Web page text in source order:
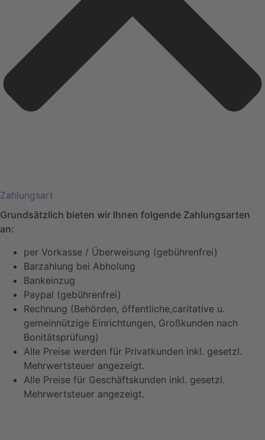
Zahlungsart
Grundsätzlich bieten wir Ihnen folgende Zahlungsarten
an:
per Vorkasse / Überweisung (gebührenfrei)
Barzahlung bei Abholung
Bankeinzug
Paypal (gebührenfrei)
Rechnung (Behörden, öffentliche,caritative u.
gemeinnützige Einrichtungen, Großkunden nach
Bonitätsprüfung)
Alle Preise werden für Privatkunden inkl. gesetzl.
Mehrwertsteuer angezeigt.
Alle Preise für Geschäftskunden inkl. gesetzl.
Mehrwertsteuer angezeigt.